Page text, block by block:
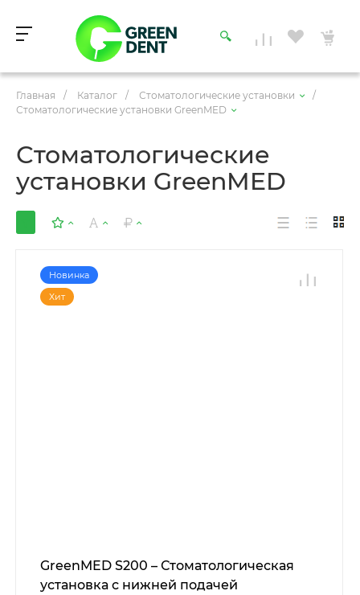
Главная / Каталог / Стоматологические установки
/
Стоматологические установки GreenMED
Стоматологические
установки GreenMED
Новинка
Хит
GreenMED S200 – Стоматологическая
установка с нижней подачей